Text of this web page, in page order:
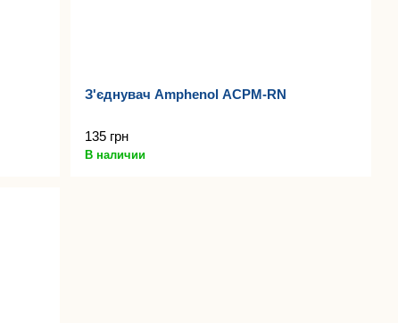
З'єднувач Amphenol ACPM-RN
135 грн
В наличии